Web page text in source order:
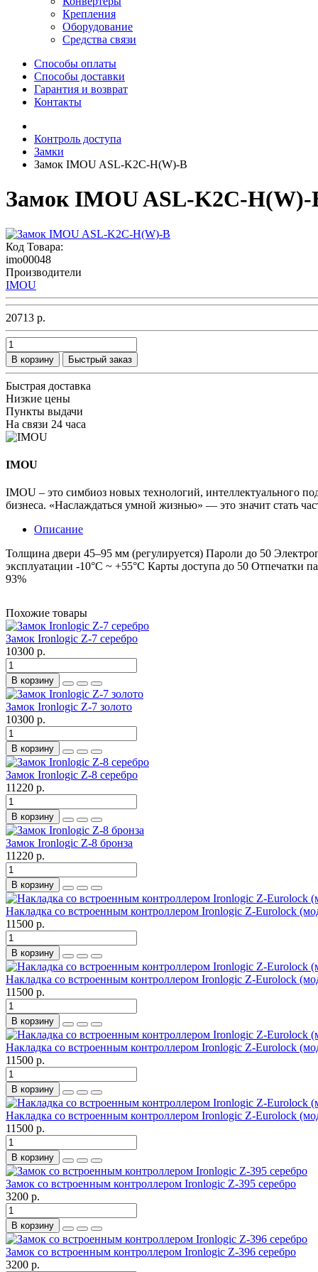
Крепления
Оборудование
Средства связи
Способы оплаты
Способы доставки
Гарантия и возврат
Контакты
Контроль доступа
Замки
Замок IMOU ASL-K2C-H(W)-B
Замок IMOU ASL-K2C-H(W)-
Код Товара:
imo00048
Производители
IMOU
20713 р.
В корзину Быстрый заказ
Быстрая доставка
Низкие цены
Пункты выдачи
На связи 24 часа
IMOU
IMOU – это симбиоз новых технологий, интеллектуального
бизнеса. «Наслаждаться умной жизнью» — это значит стать
Описание
Толщина двери 45–95 мм (регулируется) Пароли до 50
эксплуатации -10°C ~ +55°C Карты доступа до 50 Отпечатки
93%
Похожие товары
Замок Ironlogic Z-7 серебро
10300 р.
В корзину
Замок Ironlogic Z-7 золото
10300 р.
В корзину
Замок Ironlogic Z-8 серебро
11220 р.
В корзину
Замок Ironlogic Z-8 бронза
11220 р.
В корзину
Накладка со встроенным контроллером Ironlogic Z-Eurolock
11500 р.
В корзину
Накладка со встроенным контроллером Ironlogic Z-Eurolock
11500 р.
В корзину
Накладка со встроенным контроллером Ironlogic Z-Eurolock
11500 р.
В корзину
Накладка со встроенным контроллером Ironlogic Z-Eurolock
11500 р.
В корзину
Замок со встроенным контроллером Ironlogic Z-395 серебро
3200 р.
В корзину
Замок со встроенным контроллером Ironlogic Z-396 серебро
3200 р.